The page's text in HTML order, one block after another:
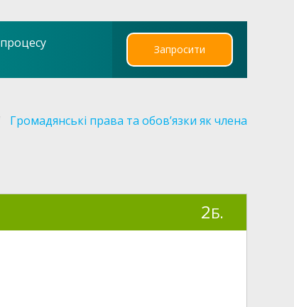
Запросити
Громадянські права та обов’язки як члена
2Б.